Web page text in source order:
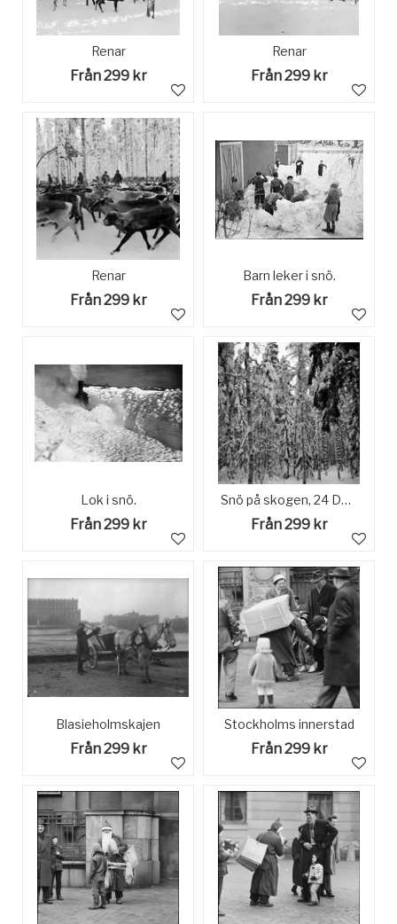
Renar
Från 299 kr
Renar
Från 299 kr
Renar
Från 299 kr
Barn leker i snö.
Från 299 kr
Lok i snö.
Från 299 kr
Snö på skogen, 24 December 1965
Från 299 kr
Blasieholmskajen
Från 299 kr
Stockholms innerstad
Från 299 kr